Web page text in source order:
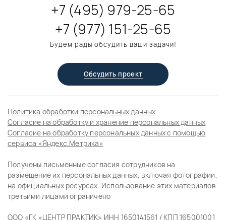
+7 (495) 979-25-65
+7 (977) 151-25-65
Будем рады обсудить ваши задачи!
Обсудить проект
Политика обработки персональных данных
Согласие на обработку и хранение персональных данных
Согласие на обработку персональных данных с помощью
сервиса «Яндекс.Метрика»
Получены письменные согласия сотрудников на
размещение их персональных данных, включая фотографии,
на официальных ресурсах. Использование этих материалов
третьими лицами ограничено
ООО «ГК «ЦЕНТР ПРАКТИК» ИНН 1650141561 / КПП 165001001